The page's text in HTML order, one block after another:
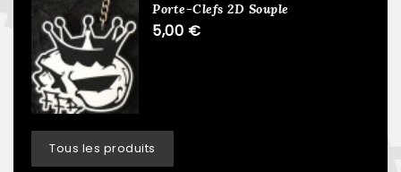
Porte-Clefs 2D Souple
5,00 €
Tous les produits